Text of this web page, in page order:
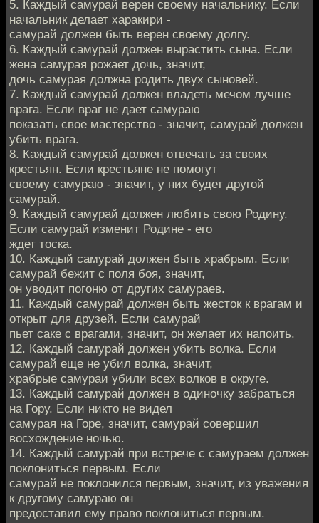
5. Каждый самурай верен своему начальнику. Если
начальник делает харакири -
самурай должен быть верен своему долгу.
6. Каждый самурай должен вырастить сына. Если
жена самурая рожает дочь, значит,
дочь самурая должна родить двух сыновей.
7. Каждый самурай должен владеть мечом лучше
врага. Если враг не дает самураю
показать свое мастерство - значит, самурай должен
убить врага.
8. Каждый самурай должен отвечать за своих
крестьян. Если крестьяне не помогут
своему самураю - значит, у них будет другой
самурай.
9. Каждый самурай должен любить свою Родину.
Если самурай изменит Родине - его
ждет тоска.
10. Каждый самурай должен быть храбрым. Если
самурай бежит с поля боя, значит,
он уводит погоню от других самураев.
11. Каждый самурай должен быть жесток к врагам и
открыт для друзей. Если самурай
пьет саке с врагами, значит, он желает их напоить.
12. Каждый самурай должен убить волка. Если
самурай еще не убил волка, значит,
храбрые самураи убили всех волков в округе.
13. Каждый самурай должен в одиночку забраться
на Гору. Если никто не видел
самурая на Горе, значит, самурай совершил
восхождение ночью.
14. Каждый самурай при встрече с самураем должен
поклониться первым. Если
самурай не поклонился первым, значит, из уважения
к другому самураю он
предоставил ему право поклониться первым.